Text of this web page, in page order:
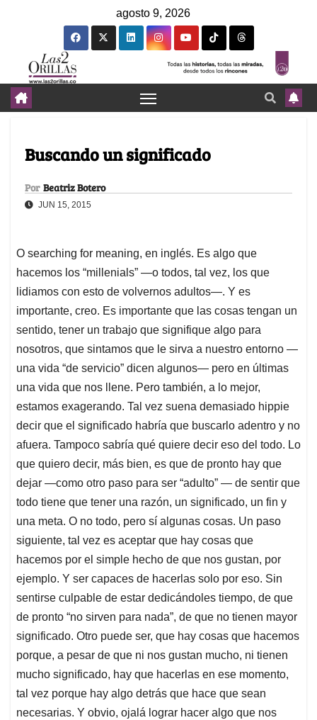
agosto 9, 2026
Buscando un significado
Por Beatriz Botero
JUN 15, 2015
O searching for meaning, en inglés. Es algo que
hacemos los “millenials” —o todos, tal vez, los que
lidiamos con esto de volvernos adultos—. Y es
importante, creo. Es importante que las cosas tengan un
sentido, tener un trabajo que signifique algo para
nosotros, que sintamos que le sirva a nuestro entorno —
una vida “de servicio” dicen algunos— pero en últimas
una vida que nos llene. Pero también, a lo mejor,
estamos exagerando. Tal vez suena demasiado hippie
decir que el significado habría que buscarlo adentro y no
afuera. Tampoco sabría qué quiere decir eso del todo. Lo
que quiero decir, más bien, es que de pronto hay que
dejar —como otro paso para ser “adulto” — de sentir que
todo tiene que tener una razón, un significado, un fin y
una meta. O no todo, pero sí algunas cosas. Un paso
siguiente, tal vez es aceptar que hay cosas que
hacemos por el simple hecho de que nos gustan, por
ejemplo. Y ser capaces de hacerlas solo por eso. Sin
sentirse culpable de estar dedicándoles tiempo, de que
de pronto “no sirven para nada”, de que no tienen mayor
significado. Otro puede ser, que hay cosas que hacemos
porque, a pesar de que ni nos gustan mucho, ni tienen
mucho significado, hay que hacerlas en ese momento,
tal vez porque hay algo detrás que hace que sean
necesarias. Y obvio, ojalá lograr hacer algo que nos